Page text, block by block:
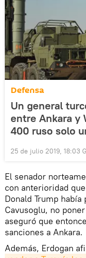
Defensa
Un general
entre Ankara y
400 ruso solo
25 de julio 2019, 18:03
El senador
con anterioridad
Donald Trump
Cavusoglu, no
aseguró que
sanciones a Ankara.
Además, Erdogan